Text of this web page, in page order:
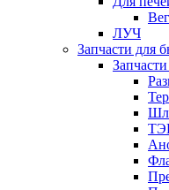
ЛУЧ
Запчасти для